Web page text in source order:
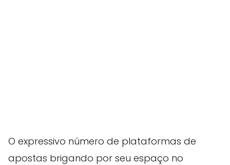
O expressivo número de plataformas de
apostas brigando por seu espaço no